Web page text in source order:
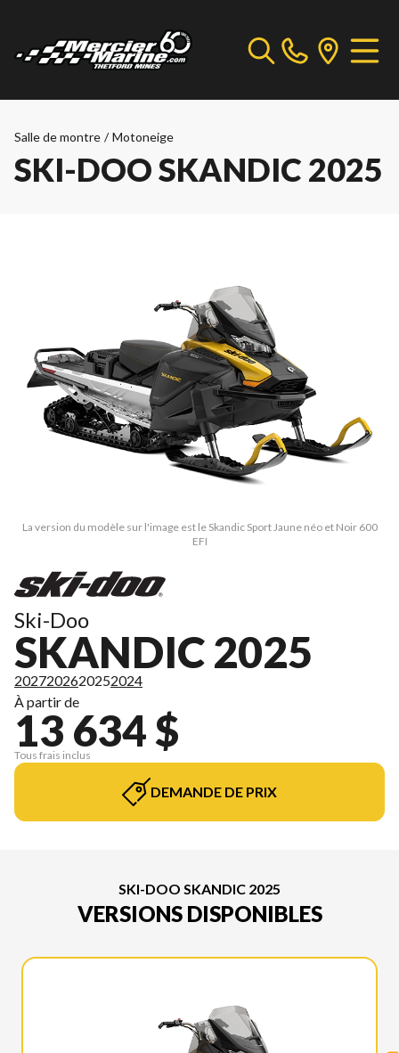
Salle de montre / Motoneige
SKI-DOO SKANDIC 2025
La version du modèle sur l'image est le Skandic Sport Jaune néo et Noir 600
EFI
Ski-Doo
SKANDIC 2025
2027202620252024
À partir de
13 634 $
Tous frais inclus
DEMANDE DE PRIX
SKI-DOO SKANDIC 2025
VERSIONS DISPONIBLES